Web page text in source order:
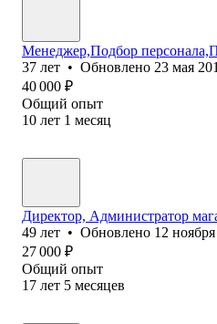
Менеджер,Подбор
37 лет • Обновлено 23 мая
40 000 ₽
Общий опыт
10 лет 1 месяц
Директор, Администратор
49 лет • Обновлено 12
27 000 ₽
Общий опыт
17 лет 5 месяцев